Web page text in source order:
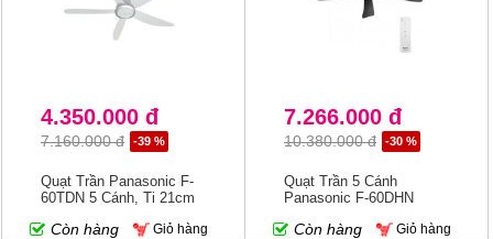
4.350.000 đ
7.160.000 đ -39 %
Quạt Trần Panasonic F-
60TDN 5 Cánh, Ti 21cm
Còn hàng Giỏ hàng
7.266.000 đ
10.380.000 đ -30 %
Quạt Trần 5 Cánh
Panasonic F-60DHN
Còn hàng Giỏ hàng